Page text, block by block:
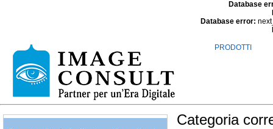
Database
Database error:
PRODOTTI
Categoria